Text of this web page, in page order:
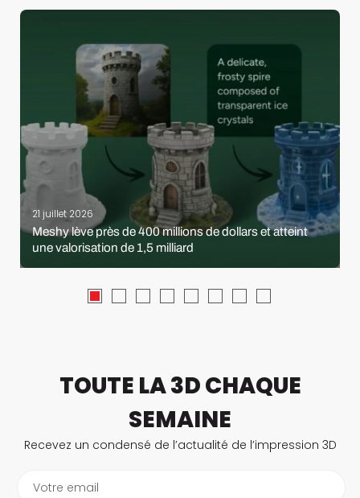
21 juillet 2026
Meshy lève près de 400 millions de dollars et atteint
une valorisation de 1,5 milliard
TOUTE LA 3D CHAQUE
SEMAINE
Recevez un condensé de l’actualité de l’impression 3D
Votre email